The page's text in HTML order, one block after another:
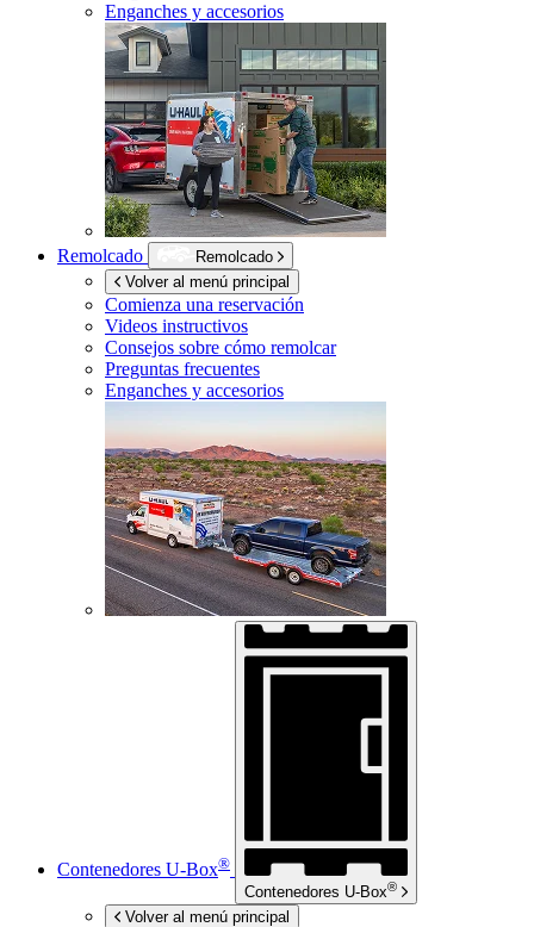
Enganches y accesorios
Remolcado
Remolcado
Volver al menú principal
Comienza una reservación
Videos instructivos
Consejos sobre cómo remolcar
Preguntas frecuentes
Enganches y accesorios
Contenedores U-Box®
Contenedores U-Box®
Volver al menú principal